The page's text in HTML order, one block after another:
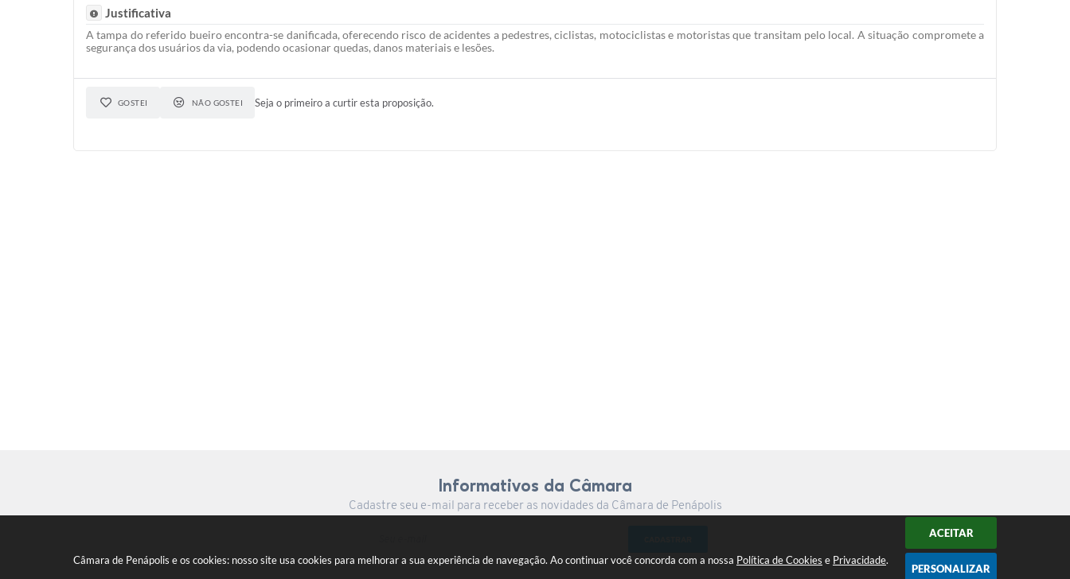
Câmara de Penápolis e os cookies: nosso site usa cookies para melhorar a sua experiência de navegação. Ao continuar você concorda com a nossa Política de Cookies e Privacidade.
ACEITAR
PERSONALIZAR
Justificativa
A tampa do referido bueiro encontra-se danificada, oferecendo risco de acidentes a pedestres, ciclistas, motociclistas e motoristas que transitam pelo local. A situação compromete a
segurança dos usuários da via, podendo ocasionar quedas, danos materiais e lesões.
GOSTEI NÃO GOSTEI Seja o primeiro a curtir esta proposição.
Informativos da Câmara
Cadastre seu e-mail para receber as novidades da Câmara de Penápolis